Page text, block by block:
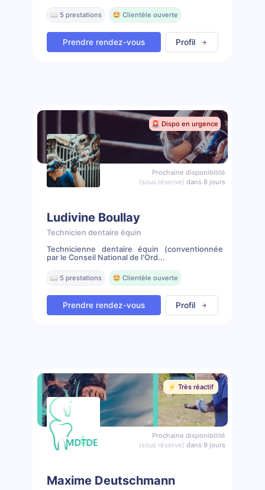
📖 5 prestations 🤩 Clientèle ouverte
Prendre rendez-vous Profil
🚨 Dispo en urgence
Prochaine disponibilité
(sous réserve) dans 8 jours
Ludivine Boullay
Technicien dentaire équin
Technicienne dentaire équin (conventionnée
par le Conseil National de l'Ord...
📖 5 prestations 🤩 Clientèle ouverte
Prendre rendez-vous Profil
⚡️ Très réactif
Prochaine disponibilité
(sous réserve) dans 9 jours
Maxime Deutschmann